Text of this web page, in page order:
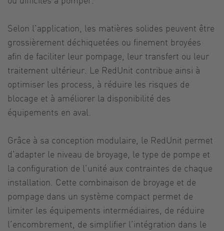
Selon l’application, les matières solides peuvent être
grossièrement déchiquetées ou finement broyées
afin de faciliter leur pompage, leur transfert ou leur
traitement ultérieur. Le RedUnit contribue ainsi à
optimiser les process, à réduire les risques de
blocage et à améliorer la disponibilité des
équipements en aval.
Grâce à sa conception modulaire, le RedUnit permet
d’adapter le niveau de broyage, le type de pompe et
la configuration de l’unité aux contraintes de chaque
installation. Cette combinaison de broyage et de
pompage dans un système compact permet de
limiter les équipements intermédiaires, de réduire
l’encombrement, de simplifier l’intégration dans le